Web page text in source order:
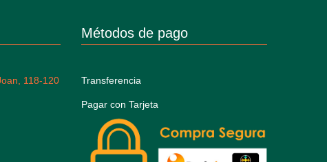
118-120
Métodos de pago
Transferencia
Pagar con Tarjeta